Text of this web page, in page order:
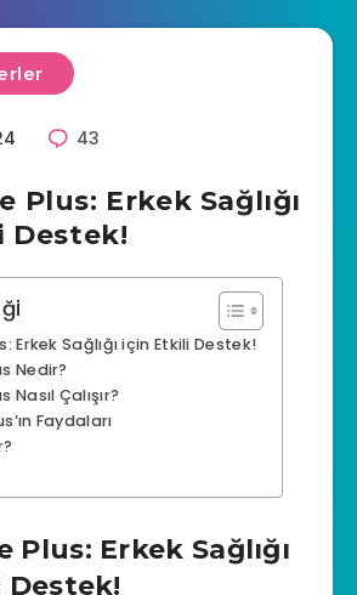
43
Plus: Erkek Sağlığı
Destek!
Erkek Sağlığı için Etkili Destek!
Nedir?
Çalışır?
Faydaları
Plus: Erkek Sağlığı